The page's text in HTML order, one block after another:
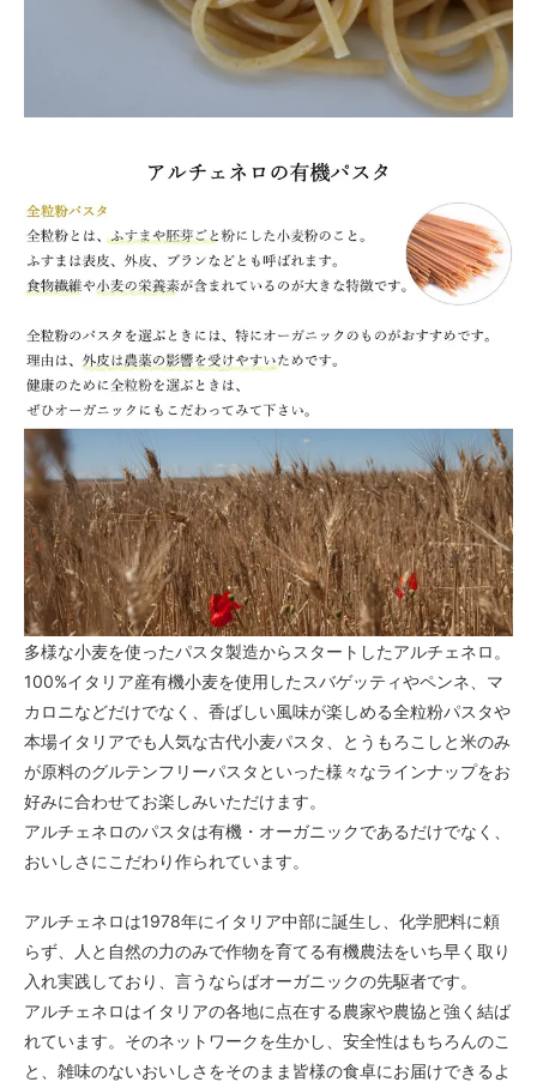
多様な小麦を使ったパスタ製造からスタートしたアルチェネロ。
100%イタリア産有機小麦を使用したスバゲッティやペンネ、マ
カロニなどだけでなく、香ばしい風味が楽しめる全粒粉パスタや
本場イタリアでも人気な古代小麦パスタ、とうもろこしと米のみ
が原料のグルテンフリーパスタといった様々なラインナップをお
好みに合わせてお楽しみいただけます。
アルチェネロのパスタは有機・オーガニックであるだけでなく、
おいしさにこだわり作られています。
アルチェネロは1978年にイタリア中部に誕生し、化学肥料に頼
らず、人と自然の力のみで作物を育てる有機農法をいち早く取り
入れ実践しており、言うならばオーガニックの先駆者です。
アルチェネロはイタリアの各地に点在する農家や農協と強く結ば
れています。そのネットワークを生かし、安全性はもちろんのこ
と、雑味のないおいしさをそのまま皆様の食卓にお届けできるよ